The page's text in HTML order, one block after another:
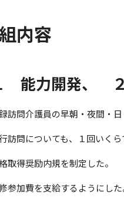
内容
能力開発、
訪問介護員の早朝・夜間・日
訪問についても、１回いくら
取得奨励内規を制定した。
参加費を支給するようにした